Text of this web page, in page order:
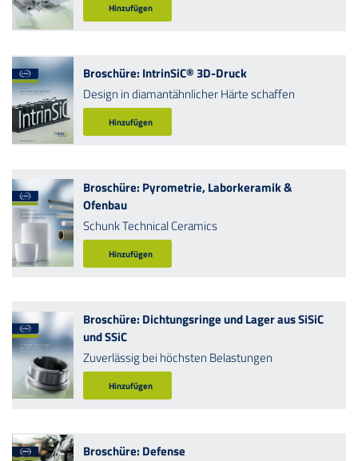
Hinzufügen
Broschüre: IntrinSiC® 3D-Druck
Design in diamantähnlicher Härte schaffen
Hinzufügen
Broschüre: Pyrometrie, Laborkeramik &
Ofenbau
Schunk Technical Ceramics
Hinzufügen
Broschüre: Dichtungsringe und Lager aus SiSiC
und SSiC
Zuverlässig bei höchsten Belastungen
Hinzufügen
Broschüre: Defense